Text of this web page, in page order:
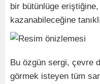
bir bütünlüge
kazanabileceğine
Bu özgün sergi, çevre
görmek isteyen tüm